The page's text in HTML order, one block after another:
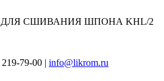
СШИВАНИЯ ШПОНА KHL/2
79-00 | info@likrom.ru